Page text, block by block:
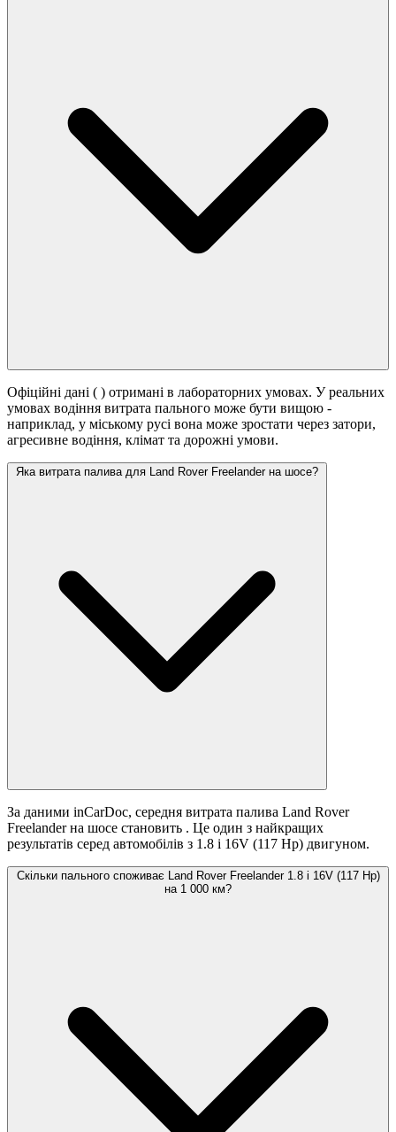
Офіційні дані ( ) отримані в лабораторних умовах. У реальних
умовах водіння витрата пального може бути вищою -
наприклад, у міському русі вона може зростати через затори,
агресивне водіння, клімат та дорожні умови.
Яка витрата палива для Land Rover Freelander на шосе?
За даними inCarDoc, середня витрата палива Land Rover
Freelander на шосе становить . Це один з найкращих
результатів серед автомобілів з 1.8 i 16V (117 Hp) двигуном.
Скільки пального споживає Land Rover Freelander 1.8 i 16V (117 Hp)
на 1 000 км?